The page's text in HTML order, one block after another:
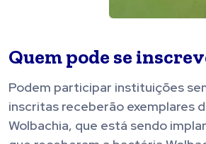
Quem pode se
Podem participar instituições
inscritas receberão exemplares
Wolbachia, que está sendo